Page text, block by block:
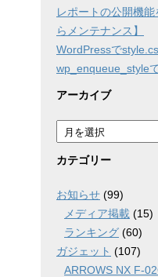
レポートの公開機
らメンテナンス】
WordPressで
wp_enqueue_style
アーカイブ
ア
ー
カ
ブ
カテゴリー
お知らせ (99)
メディア掲載 (15)
ランキング (60)
ガジェット (107)
ARROWS NX F-